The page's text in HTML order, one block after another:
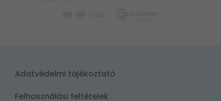
Adatvédelmi tájékoztató
Felhasználási feltételek